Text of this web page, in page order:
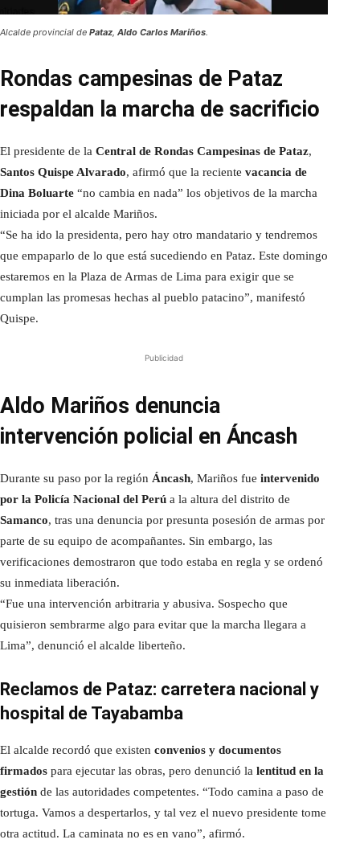
Alcalde provincial de Pataz Aldo Carlos Mariños.
Rondas campesinas de Pataz
respaldan la marcha de sacrificio
El presidente de la Central de Rondas Campesinas de Pataz,
Santos Quispe Alvarado, afirmó que la reciente vacancia de
Dina Boluarte “no cambia en nada” los objetivos de la marcha
iniciada por el alcalde Mariños.
“Se ha ido la presidenta, pero hay otro mandatario y tendremos
que empaparlo de lo que está sucediendo en Pataz. Este domingo
estaremos en la Plaza de Armas de Lima para exigir que se
cumplan las promesas hechas al pueblo patacino”, manifestó
Quispe.
Publicidad
Aldo Mariños denuncia
intervención policial en Áncash
Durante su paso por la región Áncash, Mariños fue intervenido
por la Policía Nacional del Perú a la altura del distrito de
Samanco, tras una denuncia por presunta posesión de armas por
parte de su equipo de acompañantes. Sin embargo, las
verificaciones demostraron que todo estaba en regla y se ordenó
su inmediata liberación.
“Fue una intervención arbitraria y abusiva. Sospecho que
quisieron sembrarme algo para evitar que la marcha llegara a
Lima”, denunció el alcalde liberteño.
Reclamos de Pataz: carretera nacional y
hospital de Tayabamba
El alcalde recordó que existen convenios y documentos
firmados para ejecutar las obras, pero denunció la lentitud en la
gestión de las autoridades competentes. “Todo camina a paso de
tortuga. Vamos a despertarlos, y tal vez el nuevo presidente tome
otra actitud. La caminata no es en vano”, afirmó.